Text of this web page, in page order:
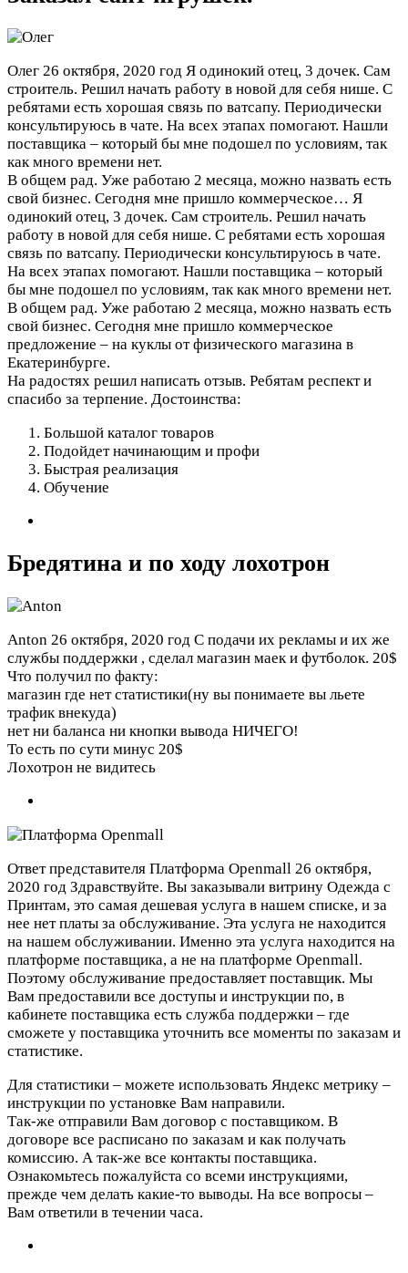
Олег 26 октября, 2020 год Я одинокий отец, 3 дочек. Сам
строитель. Решил начать работу в новой для себя нише. С
ребятами есть хорошая связь по ватсапу. Периодически
консультируюсь в чате. На всех этапах помогают. Нашли
поставщика – который бы мне подошел по условиям, так
как много времени нет.
В общем рад. Уже работаю 2 месяца, можно назвать есть
свой бизнес. Сегодня мне пришло коммерческое… Я
одинокий отец, 3 дочек. Сам строитель. Решил начать
работу в новой для себя нише. С ребятами есть хорошая
связь по ватсапу. Периодически консультируюсь в чате.
На всех этапах помогают. Нашли поставщика – который
бы мне подошел по условиям, так как много времени нет.
В общем рад. Уже работаю 2 месяца, можно назвать есть
свой бизнес. Сегодня мне пришло коммерческое
предложение – на куклы от физического магазина в
Екатеринбурге.
На радостях решил написать отзыв. Ребятам респект и
спасибо за терпение. Достоинства:
Большой каталог товаров
Подойдет начинающим и профи
Быстрая реализация
Обучение
Бредятина и по ходу лохотрон
Anton 26 октября, 2020 год С подачи их рекламы и их же
службы поддержки , сделал магазин маек и футболок. 20$
Что получил по факту:
магазин где нет статистики(ну вы понимаете вы льете
трафик внекуда)
нет ни баланса ни кнопки вывода НИЧЕГО!
То есть по сути минус 20$
Лохотрон не видитесь
Ответ представителя Платформа Openmall 26 октября,
2020 год Здравствуйте. Вы заказывали витрину Одежда с
Принтам, это самая дешевая услуга в нашем списке, и за
нее нет платы за обслуживание. Эта услуга не находится
на нашем обслуживании. Именно эта услуга находится на
платформе поставщика, а не на платформе Openmall.
Поэтому обслуживание предоставляет поставщик. Мы
Вам предоставили все доступы и инструкции по, в
кабинете поставщика есть служба поддержки – где
сможете у поставщика уточнить все моменты по заказам и
статистике.
Для статистики – можете использовать Яндекс метрику –
инструкции по установке Вам направили.
Так-же отправили Вам договор с поставщиком. В
договоре все расписано по заказам и как получать
комиссию. А так-же все контакты поставщика.
Ознакомьтесь пожалуйста со всеми инструкциями,
прежде чем делать какие-то выводы. На все вопросы –
Вам ответили в течении часа.